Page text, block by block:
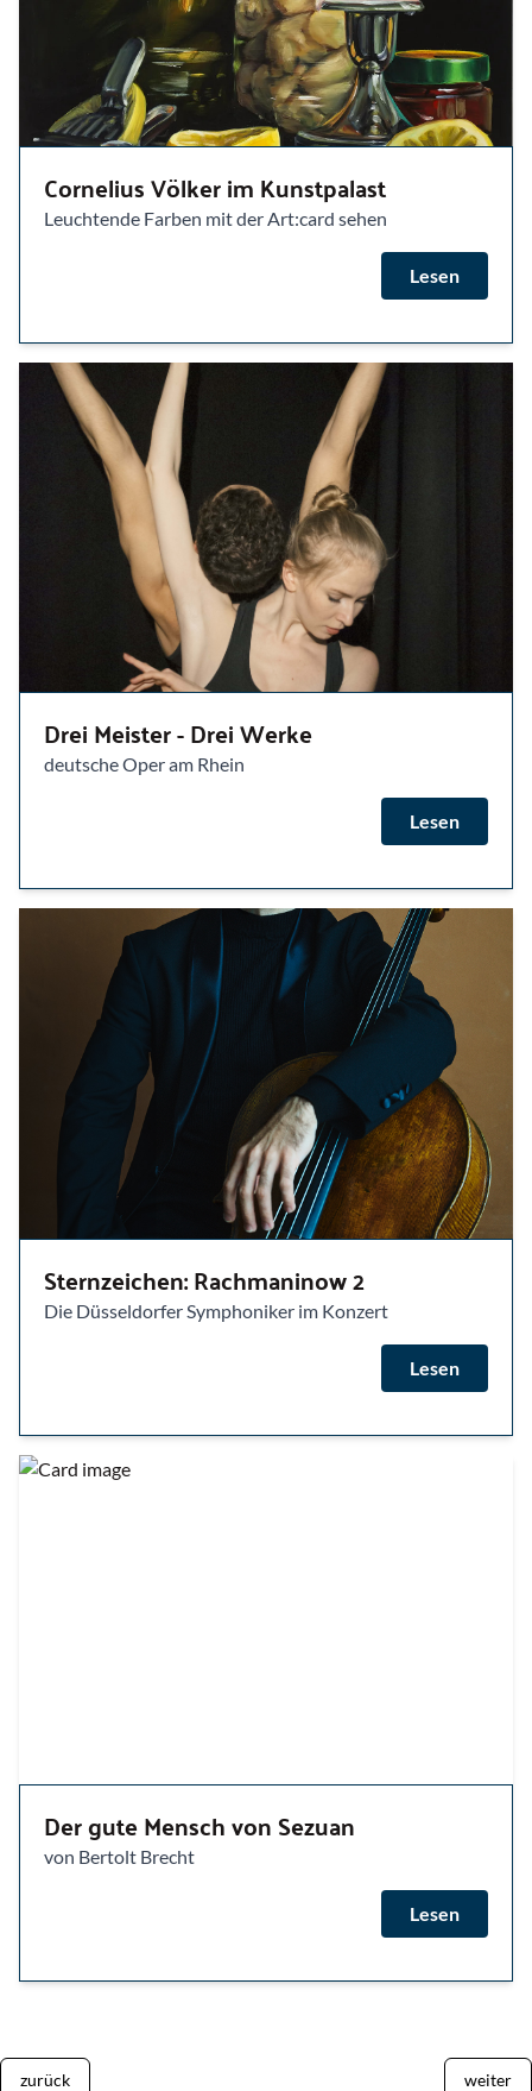
Cornelius Völker im Kunstpalast
Leuchtende Farben mit der Art:card sehen
Lesen
Drei Meister - Drei Werke
deutsche Oper am Rhein
Lesen
Sternzeichen: Rachmaninow 2
Die Düsseldorfer Symphoniker im Konzert
Lesen
Der gute Mensch von Sezuan
von Bertolt Brecht
Lesen
zurück weiter